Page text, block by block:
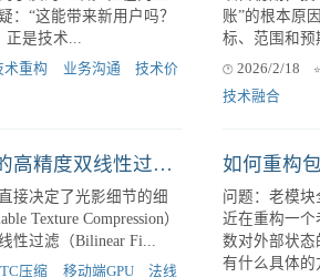
构时更好地利用注释...
重构 编程实践
升，甚至彻
2025/1/20
一段“祖传代码”重构得
了质的飞跃。但在向业
：“这能带来新用户吗？
正是技术...
术重构 业务沟通
技术价
在项目，尤其
项目初期，技
账”的根本原
标、范围和
2026/2/18